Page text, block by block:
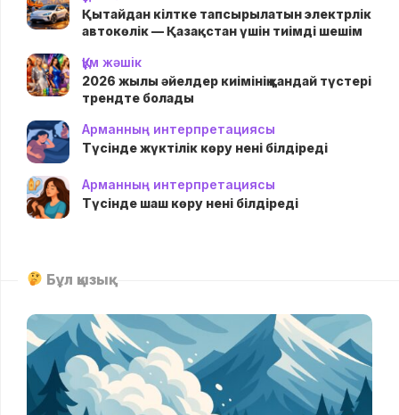
Қытайдан кілтке тапсырылатын электрлік
автокөлік — Қазақстан үшін тиімді шешім
Құм жәшік
2026 жылы әйелдер киімінің қандай түстері
трендте болады
Арманның интерпретациясы
Түсінде жүктілік көру нені білдіреді
Арманның интерпретациясы
Түсінде шаш көру нені білдіреді
Бұл қызық